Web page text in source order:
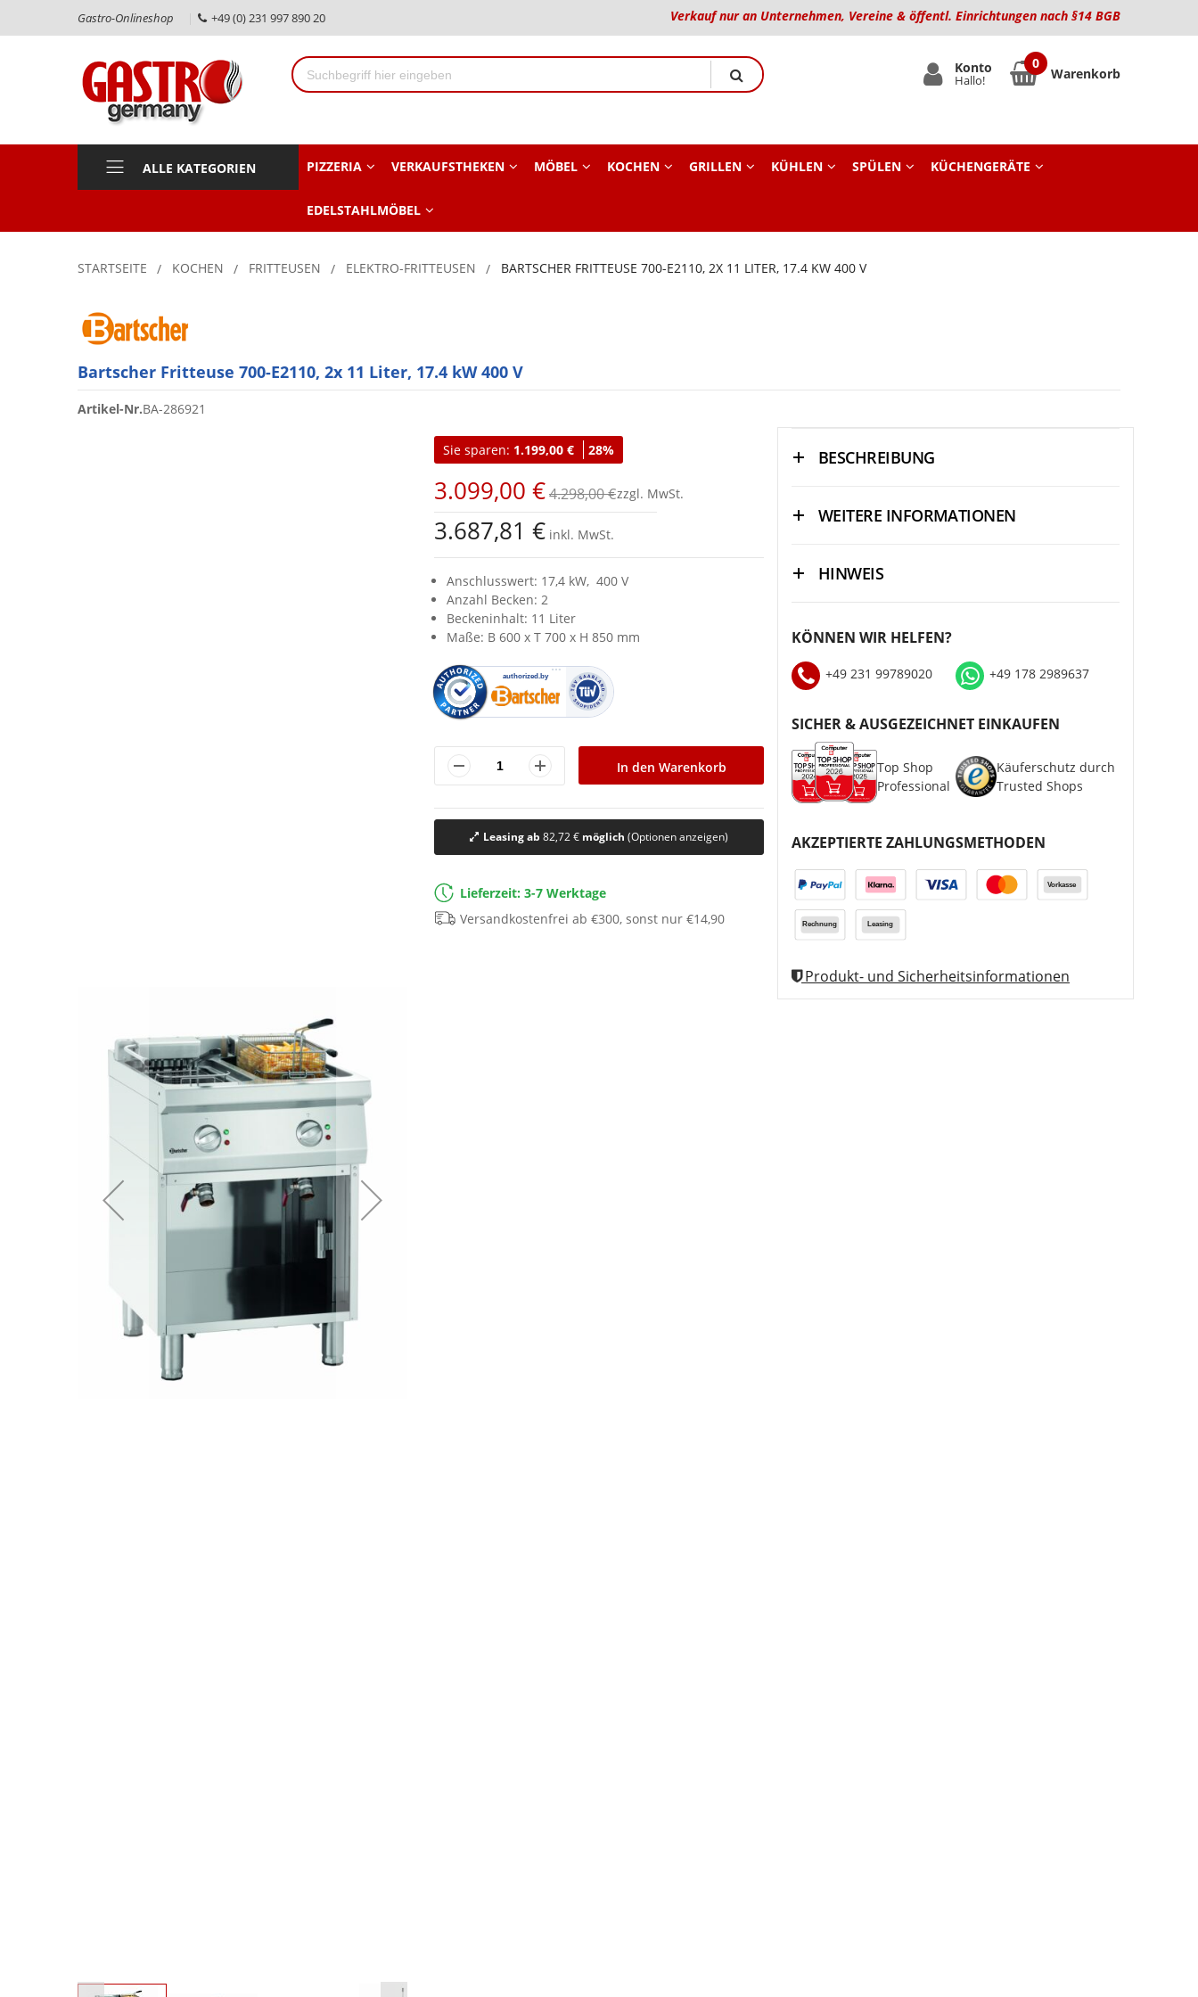
Gastro-Onlineshop +49 (0) 231 997 890 20 Verkauf nur an Unternehmen, Vereine & öffentl. Einrichtungen nach §14 BGB
Konto
Hallo! Warenkorb
ALLE KATEGORIEN PIZZERIA VERKAUFSTHEKEN MÖBEL KOCHEN GRILLEN KÜHLEN SPÜLEN KÜCHENGERÄTE
EDELSTAHLMÖBEL
STARTSEITE KOCHEN FRITTEUSEN ELEKTRO-FRITTEUSEN BARTSCHER FRITTEUSE 700-E2110, 2X 11 LITER, 17.4 KW 400 V
Bartscher Fritteuse 700-E2110, 2x 11 Liter, 17.4 kW 400 V
Artikel-Nr.BA-286921
Sie sparen: 1.199,00 € 28%
3.099,00 €4.298,00 €
3.687,81 € inkl. MwSt.
Anschlusswert: 17,4 kW, 400 V
Anzahl Becken: 2
Beckeninhalt: 11 Liter
Maße: B 600 x T 700 x H 850 mm
In den Warenkorb
Leasing ab 82,72 € möglich (Optionen anzeigen)
Lieferzeit: 3-7 Werktage
Versandkostenfrei ab €300, sonst nur €14,90
BESCHREIBUNG
WEITERE INFORMATIONEN
HINWEIS
KÖNNEN WIR HELFEN?
+49 231 99789020 +49 178 2989637
SICHER & AUSGEZEICHNET EINKAUFEN
Top Shop
Professional
Käuferschutz durch
Trusted Shops
AKZEPTIERTE ZAHLUNGSMETHODEN
Produkt- und Sicherheitsinformationen